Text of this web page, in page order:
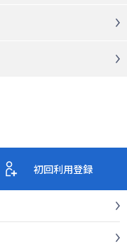
初回利用登録